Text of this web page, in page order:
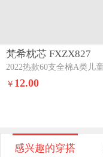
梵希枕芯 FXZX827
￥ 12.00
感兴趣的穿搭